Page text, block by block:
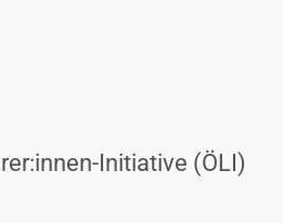
Initiative (ÖLI)